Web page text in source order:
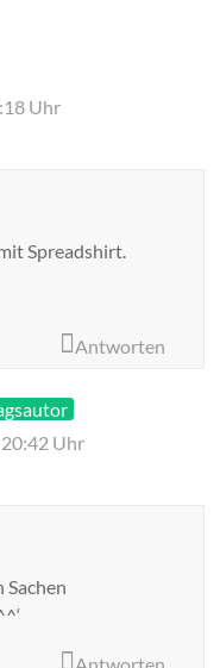
Uhr
Spreadshirt.
Antworten
Uhr
Sachen